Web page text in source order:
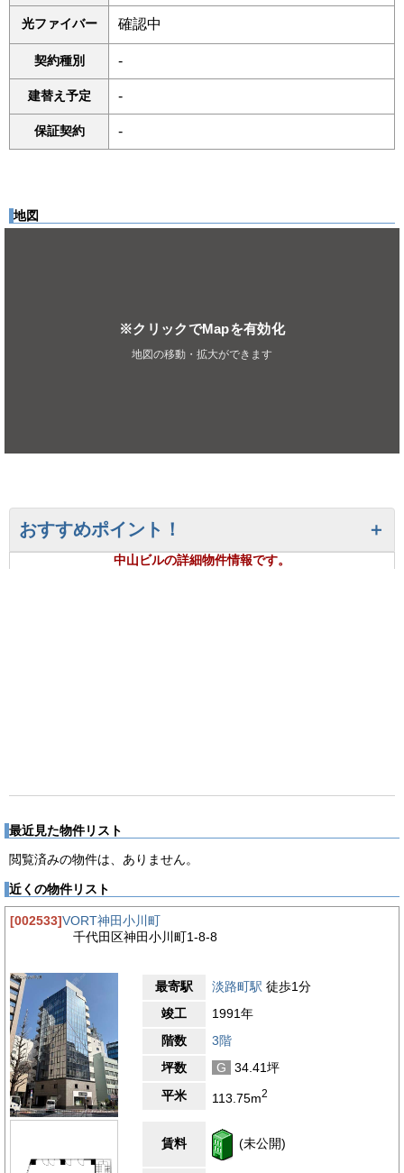
光ファイバー 確認中
契約種別 -
建替え予定 -
保証契約 -
地図
※クリックでMapを有効化
地図の移動・拡大ができます
おすすめポイント！
中山ビルの詳細物件情報です。
最近見た物件リスト
閲覧済みの物件は、ありません。
近くの物件リスト
[002533]VORT神田小川町
千代田区神田小川町1-8-8
最寄駅 淡路町駅 徒歩1分
竣工
1991年
階数
3階
坪数
G
34.41坪
平米
113.75m2
賃料 (未公開)